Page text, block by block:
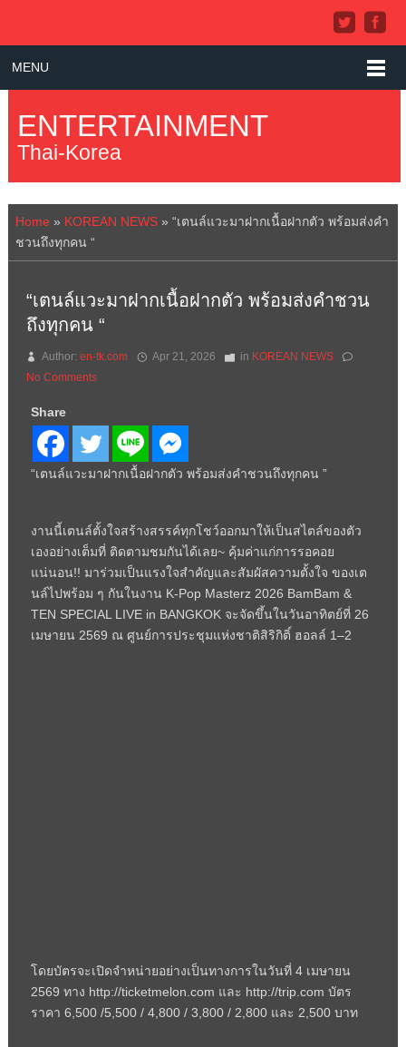
MENU
ENTERTAINMENT
Thai-Korea
Home » KOREAN NEWS» “เตนล์แวะมาฝากเนื้อฝากตัว พร้อมส่งคำ
ชวนถึงทุกคน “
“เตนล์แวะมาฝากเนื้อฝากตัว พร้อมส่งคำชวน
ถึงทุกคน “
Author: en-tk.com Apr 21, 2026 in KOREAN NEWS
No Comments
Share
“เตนล์แวะมาฝากเนื้อฝากตัว พร้อมส่งคำชวนถึงทุกคน ”
งานนี้เตนล์ตั้งใจสร้างสรรค์ทุกโชว์ออกมาให้เป็นสไตล์ของตัว
เองอย่างเต็มที่ ติดตามชมกันได้เลย~ คุ้มค่าแก่การรอคอย
แน่นอน!! มาร่วมเป็นแรงใจสำคัญและสัมผัสความตั้งใจ ของเต
นล์ไปพร้อม ๆ กันในงาน K-Pop Masterz 2026 BamBam &
TEN SPECIAL LIVE in BANGKOK จะจัดขึ้นในวันอาทิตย์ที่ 26
เมษายน 2569 ณ ศูนย์การประชุมแห่งชาติสิริกิติ์ ฮอลล์ 1–2
โดยบัตรจะเปิดจำหน่ายอย่างเป็นทางการในวันที่ 4 เมษายน
2569 ทาง http://ticketmelon.com และ http://trip.com บัตร
ราคา 6,500 /5,500 / 4,800 / 3,800 / 2,800 และ 2,500 บาท